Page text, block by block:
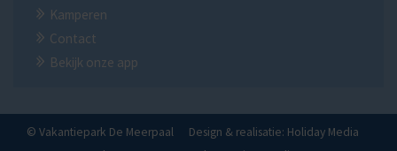
Kamperen
Contact
Bekijk onze app
© Vakantiepark De Meerpaal
Design & realisatie: Holiday Media